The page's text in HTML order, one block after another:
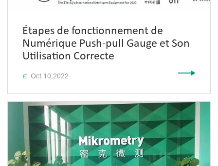
Étapes de fonctionnement de
Numérique Push-pull Gauge et Son
Utilisation Correcte
 Oct 10,2022